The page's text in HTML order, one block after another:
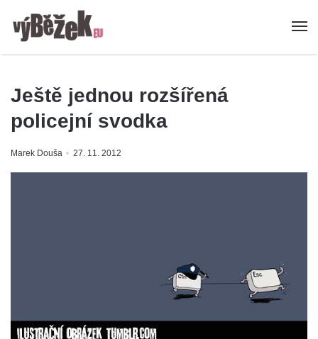
Ještě jednou rozšířená
policejní svodka
Marek Douša 27. 11. 2012